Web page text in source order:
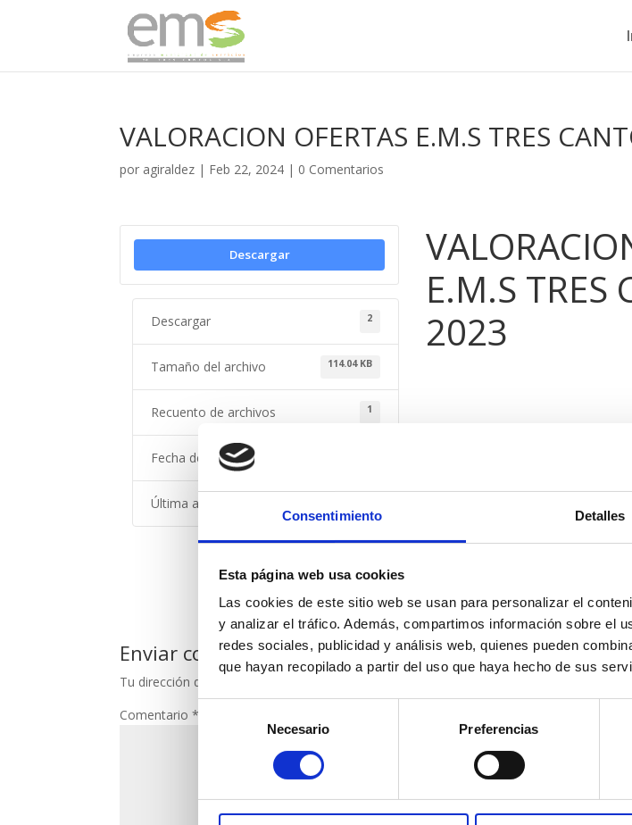
Consentimiento Detalles
Esta página web usa cookies
Las cookies de este sitio web se usan para personalizar el
y analizar el tráfico. Además, compartimos información sobre el
redes sociales, publicidad y análisis web, quienes pueden
que hayan recopilado a partir del uso que haya hecho de sus
Selección
consentimiento
Necesario Preferencias
VALORACION OFERTAS E.M.S TRES
por agiraldez | Feb 22, 2024 | 0 Comentarios
Descargar
Descargar 2
Tamaño del archivo 114.04 KB
Recuento de archivos 1
Fecha de creación
Última actualización
E.M.S TRES
2023
Enviar comentario
Tu dirección de correo electrónico no será publicada.
Comentario*